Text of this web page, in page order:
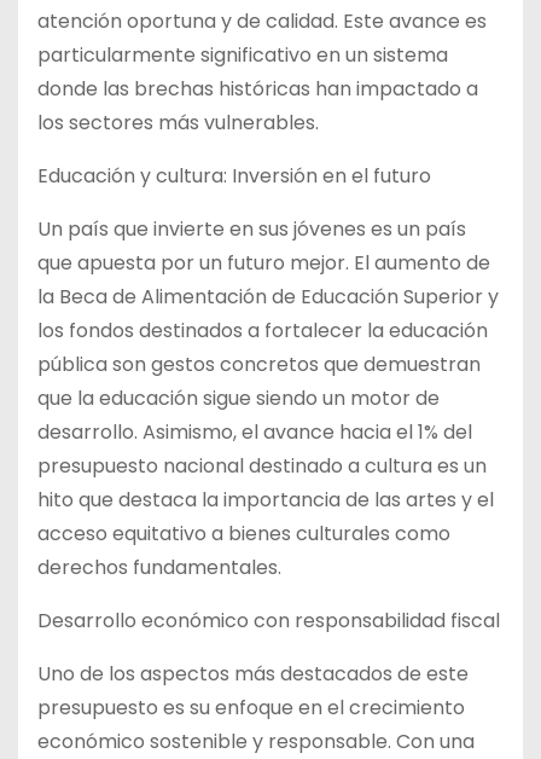
atención oportuna y de calidad. Este avance es
particularmente significativo en un sistema
donde las brechas históricas han impactado a
los sectores más vulnerables.
Educación y cultura: Inversión en el futuro
Un país que invierte en sus jóvenes es un país
que apuesta por un futuro mejor. El aumento de
la Beca de Alimentación de Educación Superior y
los fondos destinados a fortalecer la educación
pública son gestos concretos que demuestran
que la educación sigue siendo un motor de
desarrollo. Asimismo, el avance hacia el 1% del
presupuesto nacional destinado a cultura es un
hito que destaca la importancia de las artes y el
acceso equitativo a bienes culturales como
derechos fundamentales.
Desarrollo económico con responsabilidad fiscal
Uno de los aspectos más destacados de este
presupuesto es su enfoque en el crecimiento
económico sostenible y responsable. Con una